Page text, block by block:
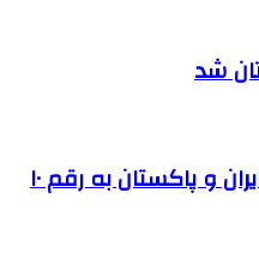
شد
افزایش حجم تجارت بین ایران و پاکستان به رقم ۱۰